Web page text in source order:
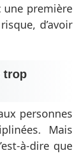
une première
d’avoir
trop
personnes
Mais
à-dire que